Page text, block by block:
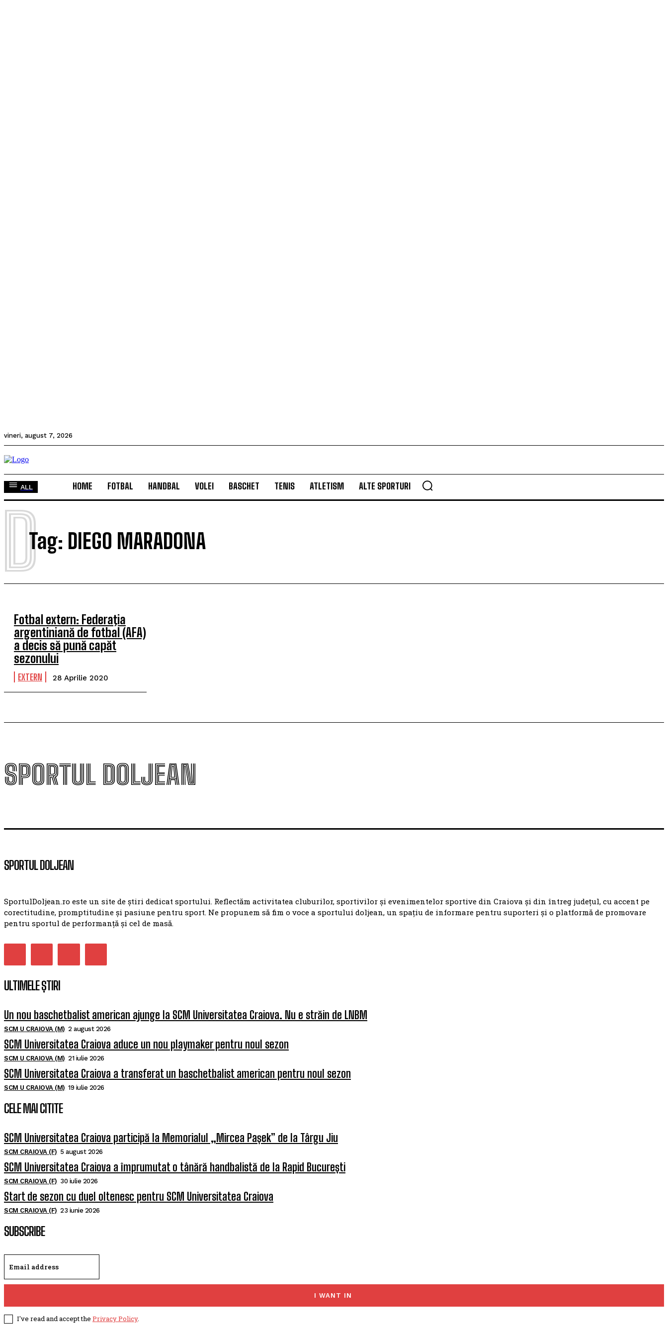
vineri, august 7, 2026
ALL HOME FOTBAL HANDBAL VOLEI BASCHET TENIS ATLETISM ALTE SPORTURI
Tag: DIEGO MARADONA
D
Fotbal extern: Federaţia
argentiniană de fotbal (AFA)
a decis să pună capăt
sezonului
EXTERN 28 Aprilie 2020
SPORTUL DOLJEAN
SPORTUL DOLJEAN
SportulDoljean.ro este un site de știri dedicat sportului. Reflectăm activitatea cluburilor, sportivilor și evenimentelor sportive din Craiova și din întreg județul, cu accent pe
corectitudine, promptitudine și pasiune pentru sport. Ne propunem să fim o voce a sportului doljean, un spațiu de informare pentru suporteri și o platformă de promovare
pentru sportul de performanță și cel de masă.
ULTIMELE ȘTIRI
Un nou baschetbalist american ajunge la SCM Universitatea Craiova. Nu e străin de LNBM
SCM U CRAIOVA (M) 2 august 2026
SCM Universitatea Craiova aduce un nou playmaker pentru noul sezon
SCM U CRAIOVA (M) 21 iulie 2026
SCM Universitatea Craiova a transferat un baschetbalist american pentru noul sezon
SCM U CRAIOVA (M) 19 iulie 2026
CELE MAI CITITE
SCM Universitatea Craiova participă la Memorialul „Mircea Pașek” de la Târgu Jiu
SCM CRAIOVA (F) 5 august 2026
SCM Universitatea Craiova a împrumutat o tânără handbalistă de la Rapid București
SCM CRAIOVA (F) 30 iulie 2026
Start de sezon cu duel oltenesc pentru SCM Universitatea Craiova
SCM CRAIOVA (F) 23 iunie 2026
SUBSCRIBE
I WANT IN
I've read and accept the Privacy Policy.